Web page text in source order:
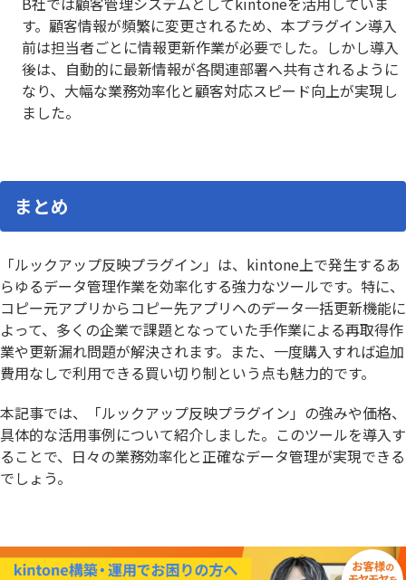
す。顧客情報が頻繁に変更されるため、本プラグイン導入
前は担当者ごとに情報更新作業が必要でした。しかし導入
後は、自動的に最新情報が各関連部署へ共有されるように
なり、大幅な業務効率化と顧客対応スピード向上が実現し
ました。
まとめ
「ルックアップ反映プラグイン」は、kintone上で発生するあ
らゆるデータ管理作業を効率化する強力なツールです。特に、
コピー元アプリからコピー先アプリへのデータ一括更新機能に
よって、多くの企業で課題となっていた手作業による再取得作
業や更新漏れ問題が解決されます。また、一度購入すれば追加
費用なしで利用できる買い切り制という点も魅力的です。
本記事では、「ルックアップ反映プラグイン」の強みや価格、
具体的な活用事例について紹介しました。このツールを導入す
ることで、日々の業務効率化と正確なデータ管理が実現できる
でしょう。